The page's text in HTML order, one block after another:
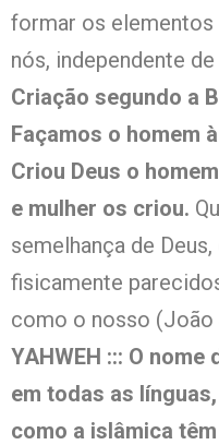
formar os elementos
nós, independente
Criação segundo a
Façamos o homem
Criou Deus o
e mulher os criou.
semelhança de
fisicamente
como o nosso (João
YAHWEH ::: O
em todas as
como a islâmica